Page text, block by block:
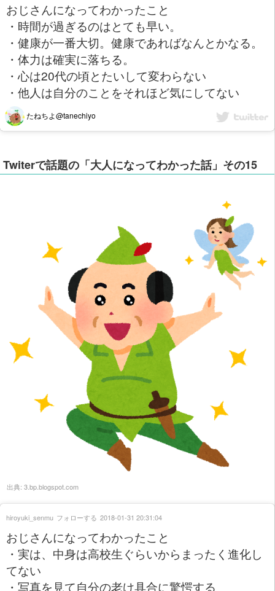
おじさんになってわかったこと
・時間が過ぎるのはとても早い。
・健康が一番大切。健康であればなんとかなる。
・体力は確実に落ちる。
・心は20代の頃とたいして変わらない
・他人は自分のことをそれほど気にしてない
たねちよ@tanechiyo
Twiterで話題の「大人になってわかった話」その15
出典: 3.bp.blogspot.com
おじさんになってわかったこと
・実は、中身は高校生ぐらいからまったく進化し
てない
・写真を見て自分の老け具合に驚愕する
hiroyuki_senmu フォローする 2018-01-31 20:31:04